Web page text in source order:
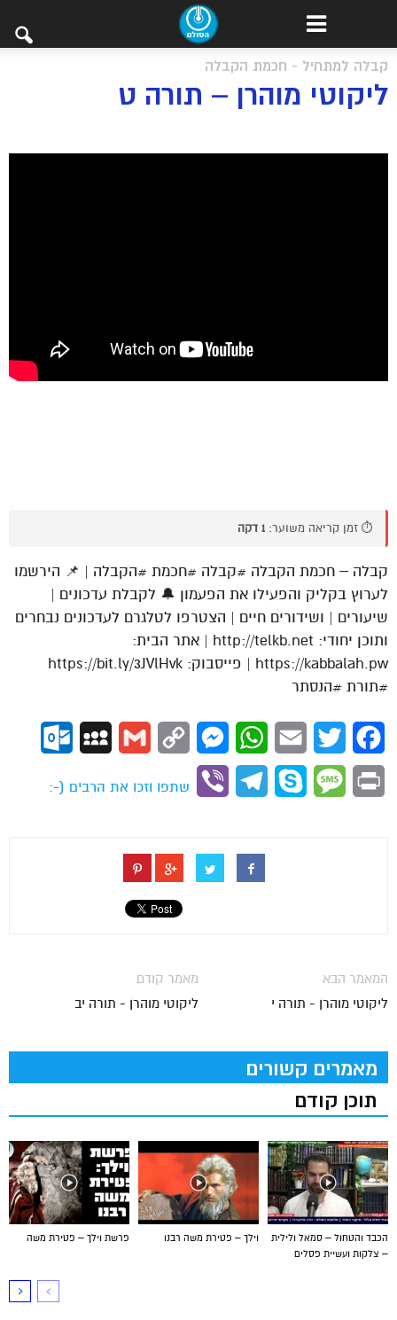
קבלה למתחיל - חכמת הקבלה
ליקוטי מוהרן – תורה ט
⏱️ זמן קריאה משוער: 1 דקה
קבלה – חכמת הקבלה #קבלה #חכמת #הקבלה | 📌 הירשמו
לערוץ בקליק והפעילו את הפעמון 🔔 לקבלת עדכונים |
שיעורים | ושידורים חיים | הצטרפו לטלגרם לעדכונים נבחרים
ותוכן יחודי: http://telkb.net | אתר הבית:
https://kabbalah.pw | פייסבוק: https://bit.ly/3JVlHvk
#תורת #הנסתר
Facebook
Twitter
Email
WhatsApp
Messenger
Copy
Gmail
MySpace
Print
Message
Skype
Telegram
Viber
שתפו וזכו את הרבים (-:
מאמר קודם
ליקוטי מוהרן - תורה יב
המאמר הבא
ליקוטי מוהרן - תורה י
מאמרים קשורים
תוכן קודם
פרשת וילך – פטירת משה וילך – פטירת משה רבנו
הכבד והטחול – סמאל ולילית
– צלקות ועשיית פסלים